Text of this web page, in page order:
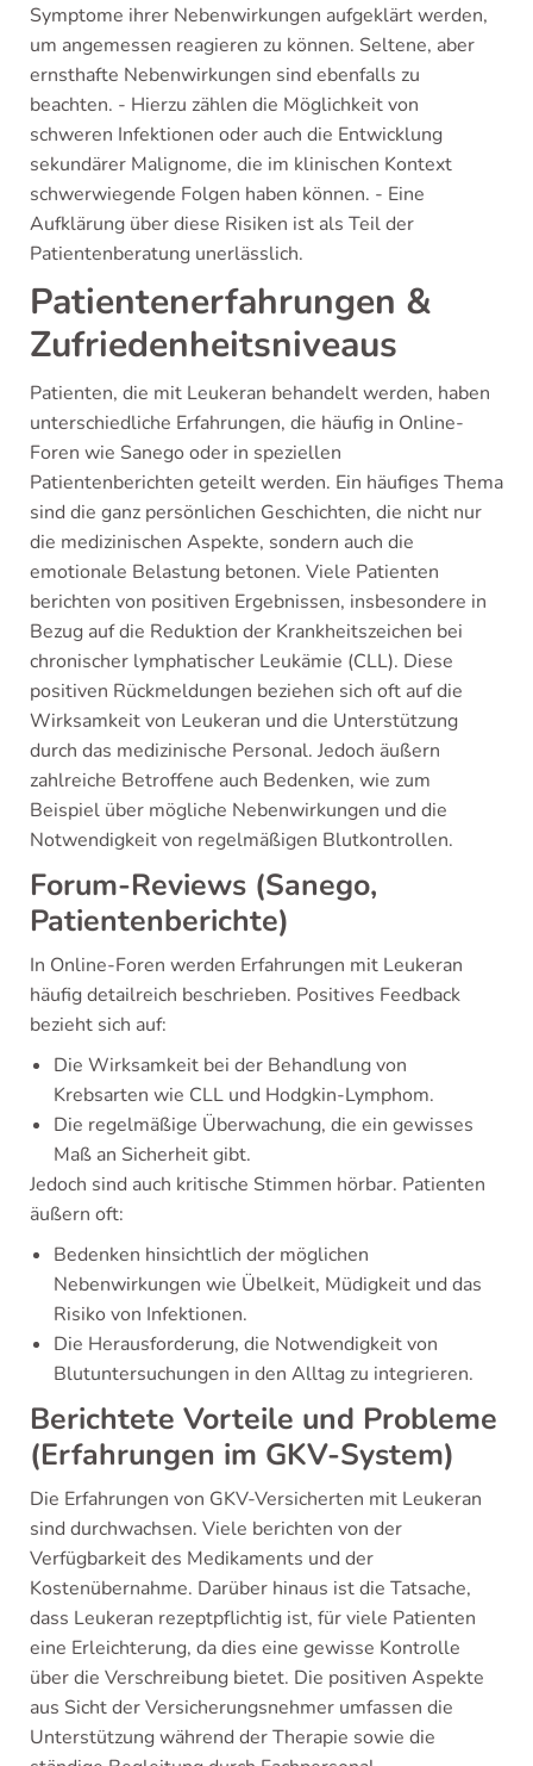
Symptome ihrer Nebenwirkungen aufgeklärt werden,
um angemessen reagieren zu können. Seltene, aber
ernsthafte Nebenwirkungen sind ebenfalls zu
beachten. - Hierzu zählen die Möglichkeit von
schweren Infektionen oder auch die Entwicklung
sekundärer Malignome, die im klinischen Kontext
schwerwiegende Folgen haben können. - Eine
Aufklärung über diese Risiken ist als Teil der
Patientenberatung unerlässlich.
Patientenerfahrungen &
Zufriedenheitsniveaus
Patienten, die mit Leukeran behandelt werden, haben
unterschiedliche Erfahrungen, die häufig in Online-
Foren wie Sanego oder in speziellen
Patientenberichten geteilt werden. Ein häufiges Thema
sind die ganz persönlichen Geschichten, die nicht nur
die medizinischen Aspekte, sondern auch die
emotionale Belastung betonen. Viele Patienten
berichten von positiven Ergebnissen, insbesondere in
Bezug auf die Reduktion der Krankheitszeichen bei
chronischer lymphatischer Leukämie (CLL). Diese
positiven Rückmeldungen beziehen sich oft auf die
Wirksamkeit von Leukeran und die Unterstützung
durch das medizinische Personal. Jedoch äußern
zahlreiche Betroffene auch Bedenken, wie zum
Beispiel über mögliche Nebenwirkungen und die
Notwendigkeit von regelmäßigen Blutkontrollen.
Forum-Reviews (Sanego,
Patientenberichte)
In Online-Foren werden Erfahrungen mit Leukeran
häufig detailreich beschrieben. Positives Feedback
bezieht sich auf:
Die Wirksamkeit bei der Behandlung von
Krebsarten wie CLL und Hodgkin-Lymphom.
Die regelmäßige Überwachung, die ein gewisses
Maß an Sicherheit gibt.
Jedoch sind auch kritische Stimmen hörbar. Patienten
äußern oft:
Bedenken hinsichtlich der möglichen
Nebenwirkungen wie Übelkeit, Müdigkeit und das
Risiko von Infektionen.
Die Herausforderung, die Notwendigkeit von
Blutuntersuchungen in den Alltag zu integrieren.
Berichtete Vorteile und Probleme
(Erfahrungen im GKV-System)
Die Erfahrungen von GKV-Versicherten mit Leukeran
sind durchwachsen. Viele berichten von der
Verfügbarkeit des Medikaments und der
Kostenübernahme. Darüber hinaus ist die Tatsache,
dass Leukeran rezeptpflichtig ist, für viele Patienten
eine Erleichterung, da dies eine gewisse Kontrolle
über die Verschreibung bietet. Die positiven Aspekte
aus Sicht der Versicherungsnehmer umfassen die
Unterstützung während der Therapie sowie die